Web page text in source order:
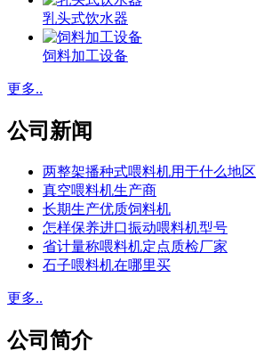
乳头式饮水器
饲料加工设备
更多..
公司新闻
两整架播种式喂料机用于什么地区
真空喂料机生产商
长期生产优质饲料机
怎样保养进口振动喂料机型号
省计量称喂料机定点质检厂家
石子喂料机在哪里买
更多..
公司简介